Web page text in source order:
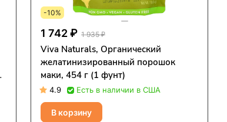
-10%
1 742 ₽ 1 935 ₽
Viva Naturals, Органический
желатинизированный порошок
маки, 454 г (1 фунт)
4.9 Есть в наличии в США
В корзину